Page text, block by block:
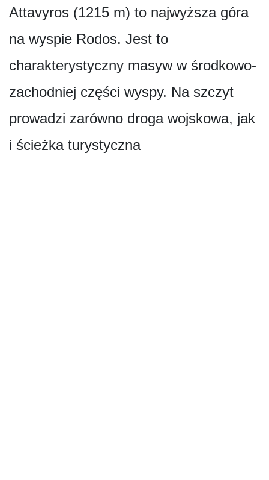
Attavyros (1215 m) to najwyższa góra
na wyspie Rodos. Jest to
charakterystyczny masyw w środkowo-
zachodniej części wyspy. Na szczyt
prowadzi zarówno droga wojskowa, jak
i ścieżka turystyczna